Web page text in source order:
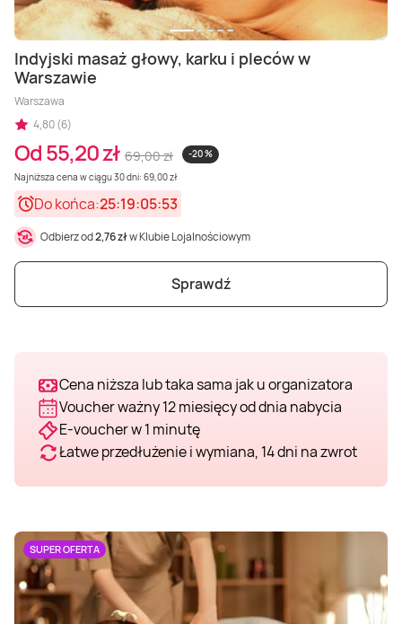
Indyjski masaż głowy, karku i pleców w
Warszawie
Warszawa
4,80 (6)
Od 55,20 zł 69,00 zł
-20 %
Najniższa cena w ciągu 30 dni: 69,00 zł
Do końca:25:19:05:51
Odbierz od2,76 złw Klubie Lojalnościowym
Sprawdź
Cena niższa lub taka sama jak u organizatora
Voucher ważny 12 miesięcy od dnia nabycia
E-voucher w 1 minutę
Łatwe przedłużenie i wymiana, 14 dni na zwrot
SUPER OFERTA